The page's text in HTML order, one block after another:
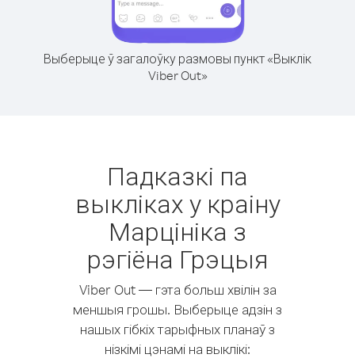
Выберыце ў загалоўку размовы пункт «Выклік
Viber Out»
Падказкі па
выкліках у краіну
Марцініка з
рэгіёна Грэцыя
Viber Out — гэта больш хвілін за
меншыя грошы. Выберыце адзін з
нашых гібкіх тарыфных планаў з
нізкімі цэнамі на выклікі: